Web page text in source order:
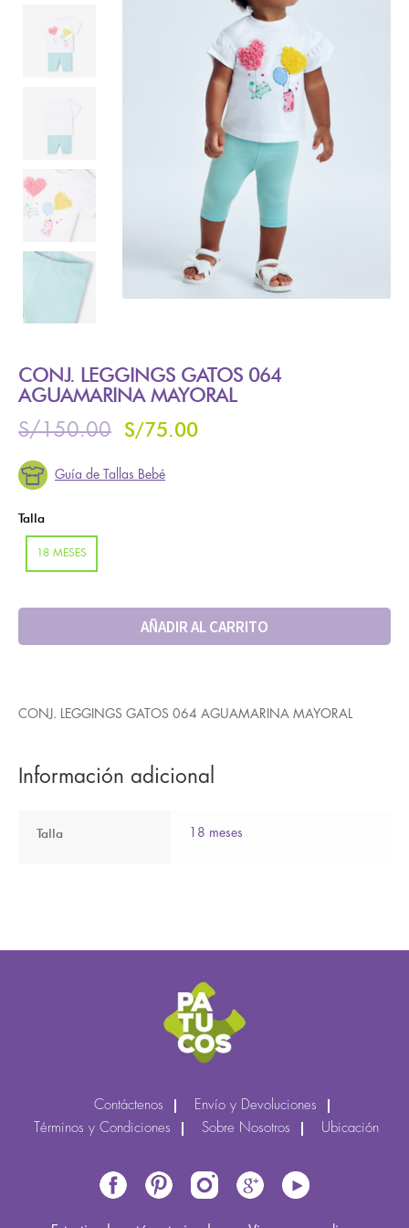
CONJ. LEGGINGS GATOS 064
AGUAMARINA MAYORAL
S/150.00 S/75.00
Guía de Tallas Bebé
Talla
18 MESES
AÑADIR AL CARRITO
CONJ. LEGGINGS GATOS 064 AGUAMARINA MAYORAL
Información adicional
Talla 18 meses
Contáctenos
Envío y Devoluciones
Términos y Condiciones
Sobre Nosotros Ubicación